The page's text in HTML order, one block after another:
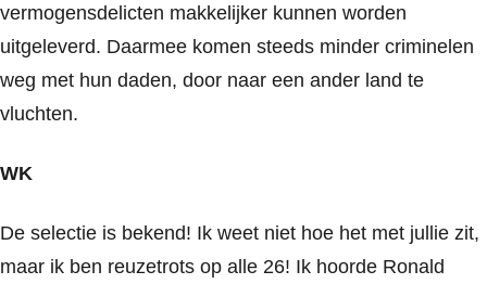
vermogensdelicten makkelijker kunnen worden
uitgeleverd. Daarmee komen steeds minder criminelen
weg met hun daden, door naar een ander land te
vluchten.
WK
De selectie is bekend! Ik weet niet hoe het met jullie zit,
maar ik ben reuzetrots op alle 26! Ik hoorde Ronald